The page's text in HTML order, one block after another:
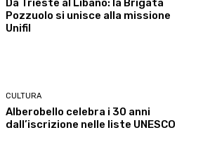
Da Trieste al Libano: la Brigata
Pozzuolo si unisce alla missione
Unifil
CULTURA
Alberobello celebra i 30 anni
dall’iscrizione nelle liste UNESCO